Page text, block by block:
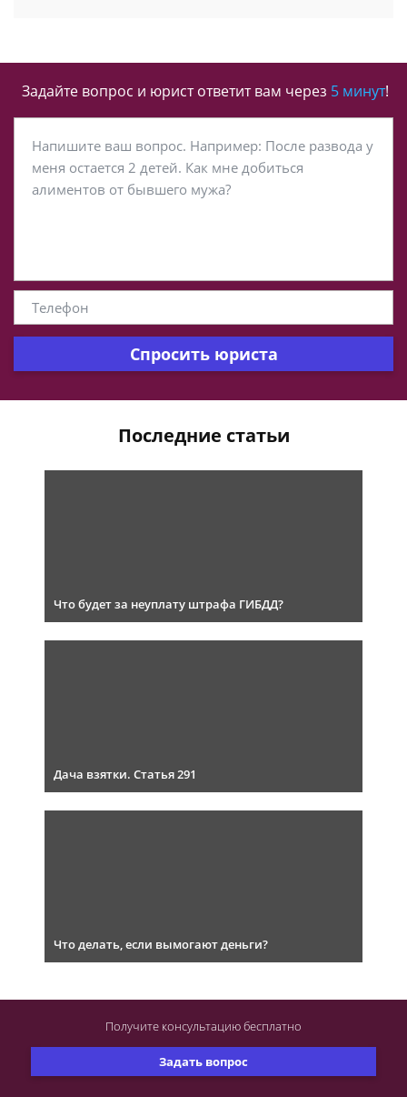
Задайте вопрос и юрист ответит вам через 5 минут!
Спросить юриста
Последние статьи
Что будет за неуплату штрафа ГИБДД?
Дача взятки. Статья 291
Что делать, если вымогают деньги?
Задать вопрос
Получите консультациюбесплатно